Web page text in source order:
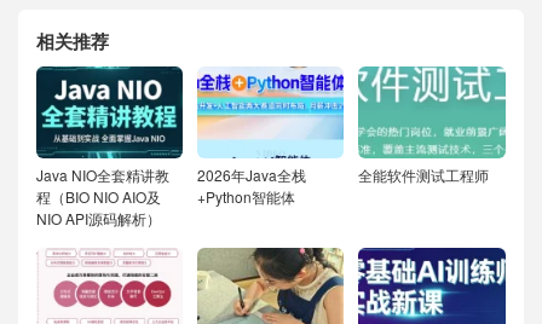
相关推荐
Java NIO全套精讲教
程（BIO NIO AIO及
NIO API源码解析）
2026年Java全栈
+Python智能体
全能软件测试工程师